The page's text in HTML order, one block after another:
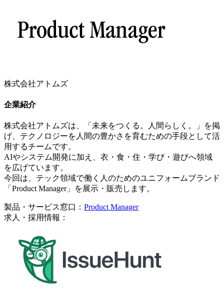
株式会社アトムズ
企業紹介
株式会社アトムズは、「未来をつくる。人間らしく。」を掲
げ、テクノロジーを人間の豊かさを育むための手段として活
用するチームです。
AIやシステム開発に加え、衣・食・住・学び・遊びへ領域
を広げています。
今回は、テック領域で働く人のためのユニフォームブランド
「Product Manager」を展示・販売します。
製品・サービス窓口： Product Manager
求人・採用情報：